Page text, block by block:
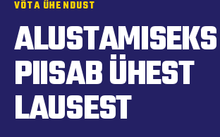
VÕTA ÜHENDUST
ALUSTAMISEKS
PIISAB ÜHEST
LAUSEST